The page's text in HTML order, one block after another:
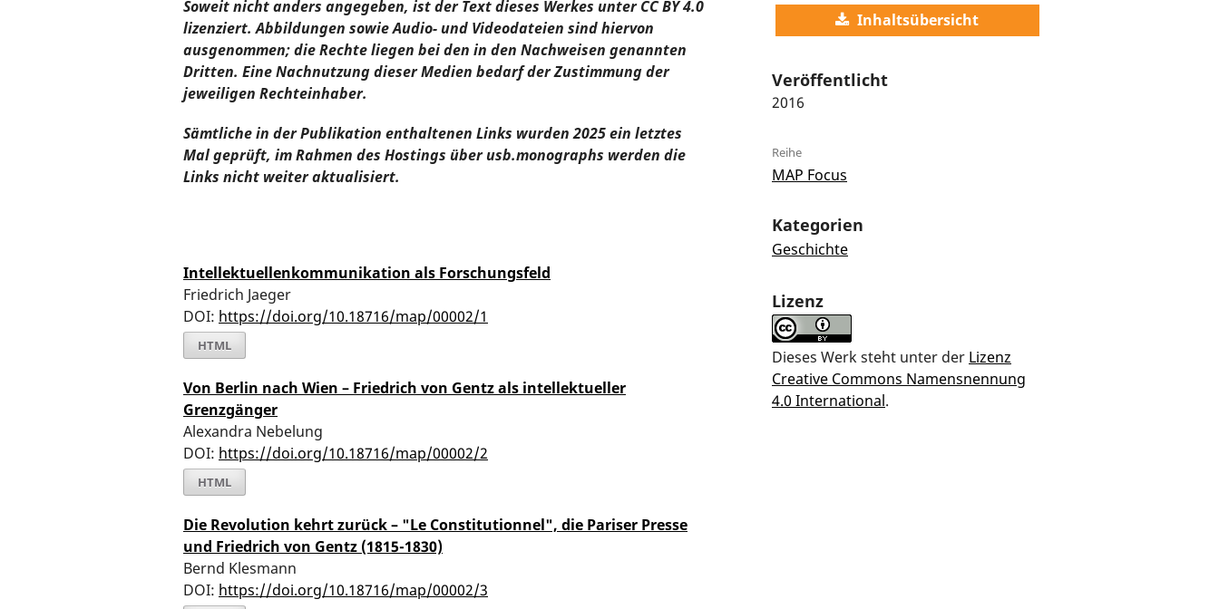
Soweit nicht anders angegeben, ist der Text dieses Werkes unter CC BY 4.0
lizenziert. Abbildungen sowie Audio- und Videodateien sind hiervon
ausgenommen; die Rechte liegen bei den in den Nachweisen genannten
Dritten. Eine Nachnutzung dieser Medien bedarf der Zustimmung der
jeweiligen Rechteinhaber.
Sämtliche in der Publikation enthaltenen Links wurden 2025 ein letztes
Mal geprüft, im Rahmen des Hostings über usb.monographs werden die
Links nicht weiter aktualisiert.
Intellektuellenkommunikation als Forschungsfeld
Friedrich Jaeger
DOI: https://doi.org/10.18716/map/00002/1
HTML
Von Berlin nach Wien – Friedrich von Gentz als intellektueller
Grenzgänger
Alexandra Nebelung
DOI: https://doi.org/10.18716/map/00002/2
HTML
Die Revolution kehrt zurück – "Le Constitutionnel", die Pariser Presse
und Friedrich von Gentz (1815-1830)
Bernd Klesmann
DOI: https://doi.org/10.18716/map/00002/3
Inhaltsübersicht
Veröffentlicht
2016
Reihe
MAP Focus
Kategorien
Geschichte
Lizenz
Dieses Werk steht unter der Lizenz
Creative Commons Namensnennung
4.0 International.